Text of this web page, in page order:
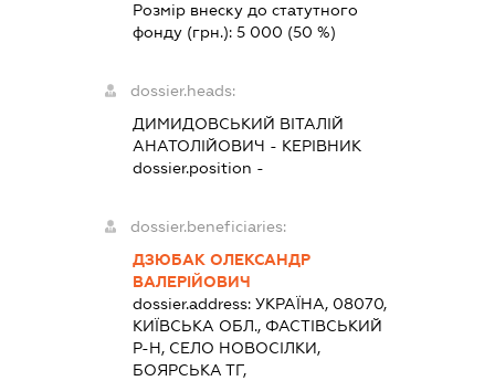
Розмір внеску до статутного
фонду (грн.): 5 000 (50 %)
dossier.heads:
ДИМИДОВСЬКИЙ ВІТАЛІЙ
АНАТОЛІЙОВИЧ - КЕРІВНИК
dossier.position -
dossier.beneficiaries:
ДЗЮБАК ОЛЕКСАНДР
ВАЛЕРІЙОВИЧ
dossier.address: УКРАЇНА, 08070,
КИЇВСЬКА ОБЛ., ФАСТІВСЬКИЙ
Р-Н, СЕЛО НОВОСІЛКИ,
БОЯРСЬКА ТГ,